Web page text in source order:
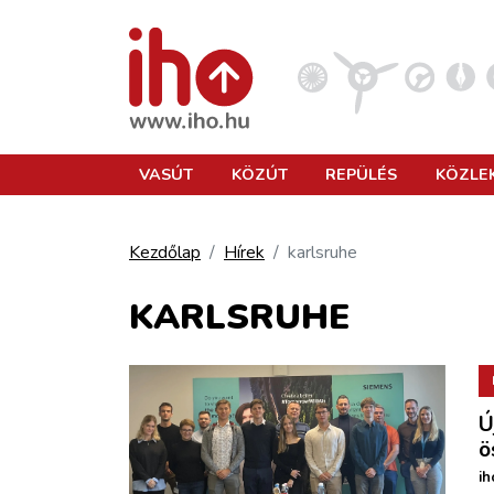
REPÜLÉS
KÖZLEKEDÉSFEJLESZTÉS
ELLÁTÁSI LÁNC
VASÚT KÖZÚT REPÜLÉS
Kezdőlap Hírek karlsruhe
KARLSRUHE